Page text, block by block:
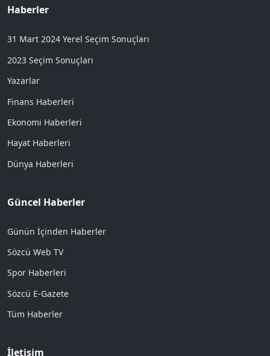
Haberler
31 Mart 2024 Yerel Seçim Sonuçları
2023 Seçim Sonuçları
Yazarlar
Finans Haberleri
Ekonomi Haberleri
Hayat Haberleri
Dünya Haberleri
Güncel Haberler
Günün İçinden Haberler
Sözcü Web TV
Spor Haberleri
Sözcü E-Gazete
Tüm Haberler
İletişim